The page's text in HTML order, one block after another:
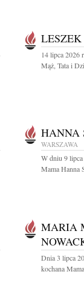
14 lipca 2026
Mąż, Tata i
HANNA
WARSZAWA
W dniu 9 lipca
Mama Hanna
MARIA
Dnia 3 lipca
kochana